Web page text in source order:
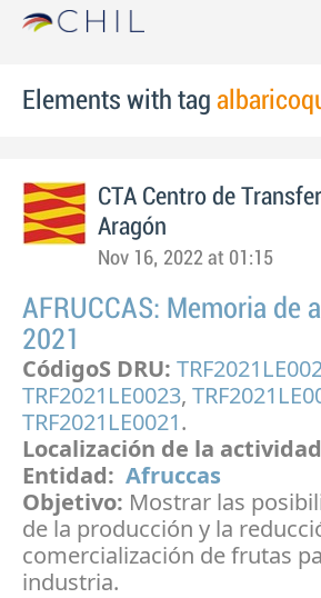
Elements with tag
CTA Centro de
Aragón
Nov 16, 2022 at 01:15
AFRUCCAS: Memoria
2021
CódigoS DRU:
TRF2021LE0023,
TRF2021LE0021.
Localización de la
Entidad: Afruccas
Objetivo: Mostrar las
de la producción y la
comercialización de frutas
industria.